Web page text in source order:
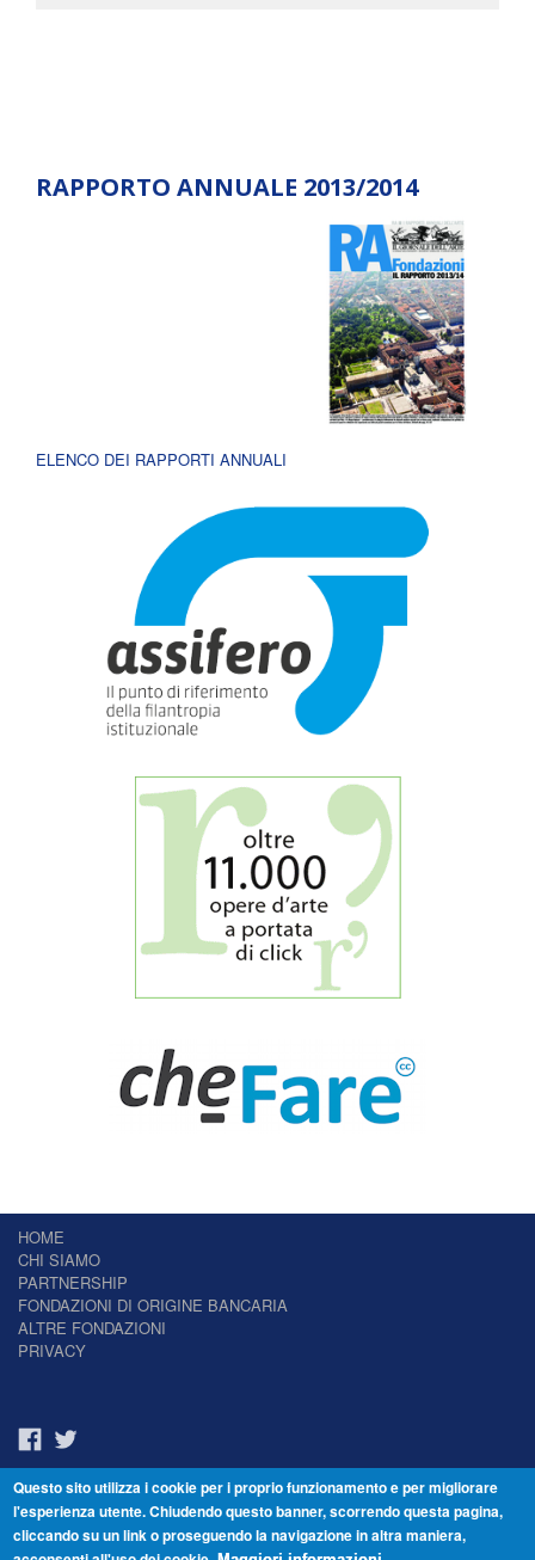
RAPPORTO ANNUALE 2013/2014
ELENCO DEI RAPPORTI ANNUALI
HOME
CHI SIAMO
PARTNERSHIP
FONDAZIONI DI ORIGINE BANCARIA
ALTRE FONDAZIONI
PRIVACY
Il Giornale delle Fondazioni - Periodico telematico
Reg. Tribunale n.7 del 22/07/2014 – ISSN 2421-2466
© Fondazione Venezia 2000 - Dorsoduro 3488/U - 30123 Venezia - Italia -
Questo sito utilizza i cookie per i proprio funzionamento e per migliorare
l'esperienza utente. Chiudendo questo banner, scorrendo questa pagina,
cliccando su un link o proseguendo la navigazione in altra maniera,